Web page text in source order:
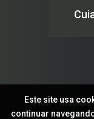
IPAM –
Este site usa
continuar